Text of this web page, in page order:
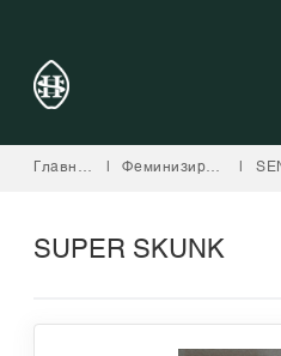
Главная | Феминизированные |
SUPER SKUNK